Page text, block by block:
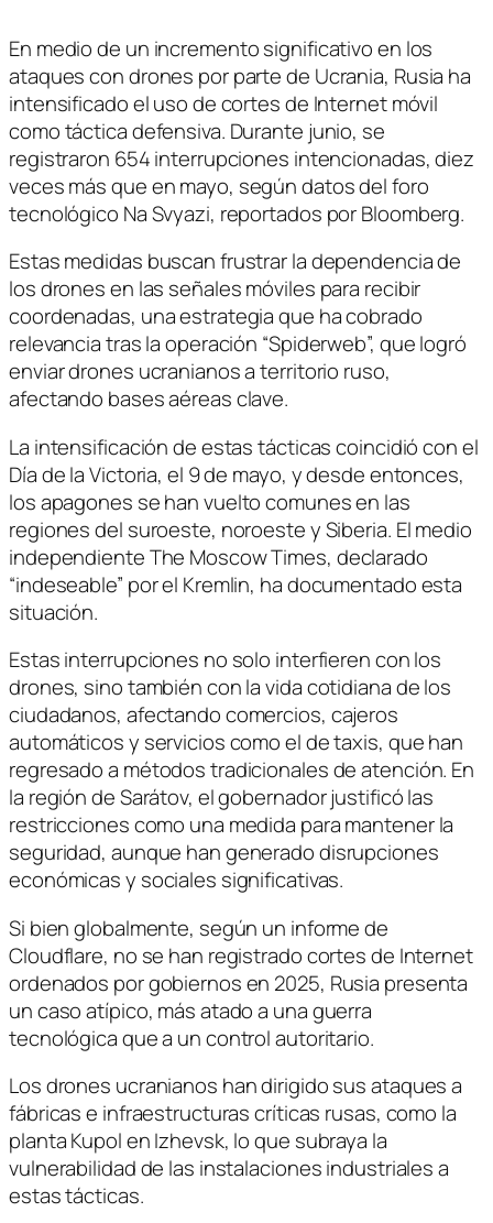
En medio de un incremento significativo en los
ataques con drones por parte de Ucrania, Rusia ha
intensificado el uso de cortes de Internet móvil
como táctica defensiva. Durante junio, se
registraron 654 interrupciones intencionadas, diez
veces más que en mayo, según datos del foro
tecnológico Na Svyazi, reportados por Bloomberg.
Estas medidas buscan frustrar la dependencia de
los drones en las señales móviles para recibir
coordenadas, una estrategia que ha cobrado
relevancia tras la operación “Spiderweb”, que logró
enviar drones ucranianos a territorio ruso,
afectando bases aéreas clave.
La intensificación de estas tácticas coincidió con el
Día de la Victoria, el 9 de mayo, y desde entonces,
los apagones se han vuelto comunes en las
regiones del suroeste, noroeste y Siberia. El medio
independiente The Moscow Times, declarado
“indeseable” por el Kremlin, ha documentado esta
situación.
Estas interrupciones no solo interfieren con los
drones, sino también con la vida cotidiana de los
ciudadanos, afectando comercios, cajeros
automáticos y servicios como el de taxis, que han
regresado a métodos tradicionales de atención. En
la región de Sarátov, el gobernador justificó las
restricciones como una medida para mantener la
seguridad, aunque han generado disrupciones
económicas y sociales significativas.
Si bien globalmente, según un informe de
Cloudflare, no se han registrado cortes de Internet
ordenados por gobiernos en 2025, Rusia presenta
un caso atípico, más atado a una guerra
tecnológica que a un control autoritario.
Los drones ucranianos han dirigido sus ataques a
fábricas e infraestructuras críticas rusas, como la
planta Kupol en Izhevsk, lo que subraya la
vulnerabilidad de las instalaciones industriales a
estas tácticas.